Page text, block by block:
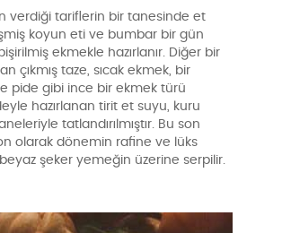
verdiği tariflerin bir tanesinde et
koyun eti ve bumbar bir gün
ekmekle hazırlanır. Diğer bir
çıkmış taze, sıcak ekmek, bir
pide gibi ince bir ekmek türü
hazırlanan tirit et suyu, kuru
tatlandırılmıştır. Bu son
olarak dönemin rafine ve lüks
şeker yemeğin üzerine serpilir.